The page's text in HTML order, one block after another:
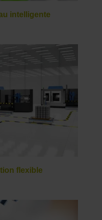
intelligente
flexible